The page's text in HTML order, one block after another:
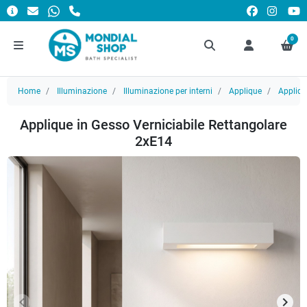
0
Home Illuminazione Illuminazione per interni Applique
Applique in Gesso Verniciabile Rettangolare
2xE14
keyboard_arrow_left keyboard_arrow_right